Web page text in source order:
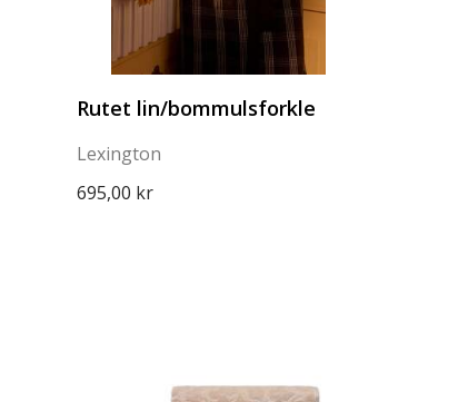
Rutet lin/bommulsforkle
Lexington
695,00 kr